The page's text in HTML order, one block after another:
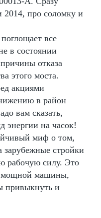
про соломку и
все
в состоянии
отказа
этого моста.
акциями
в район
вам сказать,
энергии на часок!
миф о том,
стройки
рабочую силу. Это
мощной машины,
привыкнуть и